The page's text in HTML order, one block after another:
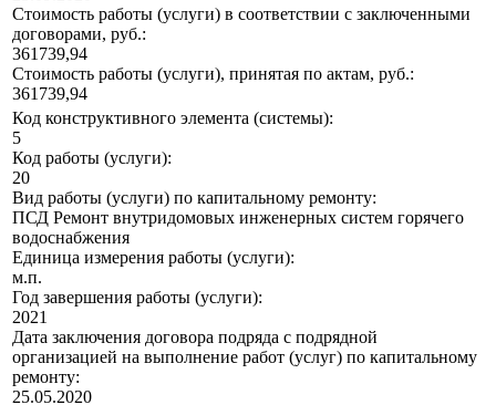
Стоимость работы (услуги) в соответствии с заключенными
договорами, руб.:
361739,94
Стоимость работы (услуги), принятая по актам, руб.:
361739,94
Код конструктивного элемента (системы):
5
Код работы (услуги):
20
Вид работы (услуги) по капитальному ремонту:
ПСД Ремонт внутридомовых инженерных систем горячего
водоснабжения
Единица измерения работы (услуги):
м.п.
Год завершения работы (услуги):
2021
Дата заключения договора подряда с подрядной
организацией на выполнение работ (услуг) по капитальному
ремонту:
25.05.2020